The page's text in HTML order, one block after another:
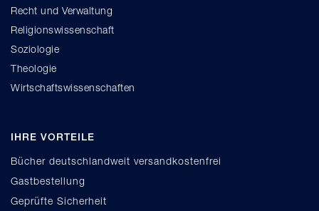
Recht und Verwaltung
Religionswissenschaft
Soziologie
Theologie
Wirtschaftswissenschaften
IHRE VORTEILE
Bücher deutschlandweit versandkostenfrei
Gastbestellung
Geprüfte Sicherheit